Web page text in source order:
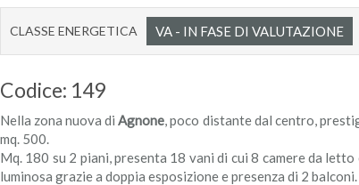
CLASSE ENERGETICA VA - IN FASE DI VALUTAZIONE
Codice: 149
Nella zona nuova diAgnone, poco distante dal centro,
mq. 500.
Mq. 180 su 2 piani, presenta 18 vani di cui 8 camere da
luminosa grazie a doppia esposizione e presenza di 2